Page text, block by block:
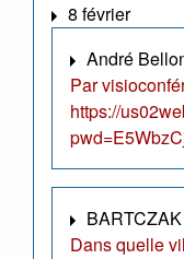
8 février
André
Par
https://
BARTCZAK
Dans quelle